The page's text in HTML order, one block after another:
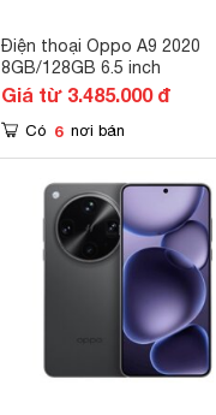
Điện thoại Oppo A9 2020
8GB/128GB 6.5 inch
Giá từ 3.485.000 đ
Có 6 nơi bán